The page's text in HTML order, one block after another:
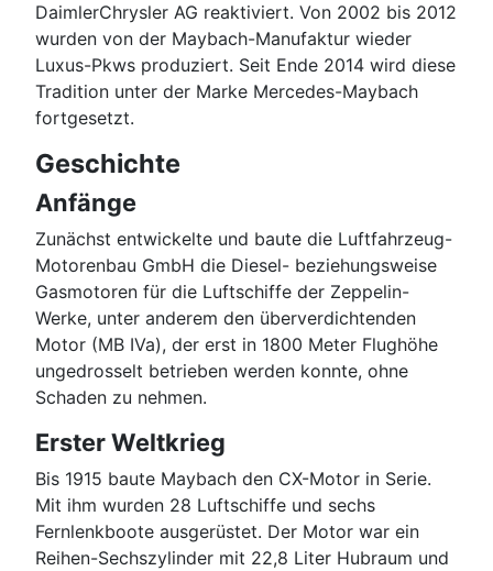
DaimlerChrysler AG reaktiviert. Von 2002 bis 2012
wurden von der Maybach-Manufaktur wieder
Luxus-Pkws produziert. Seit Ende 2014 wird diese
Tradition unter der Marke Mercedes-Maybach
fortgesetzt.
Geschichte
Anfänge
Zunächst entwickelte und baute die Luftfahrzeug-
Motorenbau GmbH die Diesel- beziehungsweise
Gasmotoren für die Luftschiffe der Zeppelin-
Werke, unter anderem den überverdichtenden
Motor (MB IVa), der erst in 1800 Meter Flughöhe
ungedrosselt betrieben werden konnte, ohne
Schaden zu nehmen.
Erster Weltkrieg
Bis 1915 baute Maybach den CX-Motor in Serie.
Mit ihm wurden 28 Luftschiffe und sechs
Fernlenkboote ausgerüstet. Der Motor war ein
Reihen-Sechszylinder mit 22,8 Liter Hubraum und